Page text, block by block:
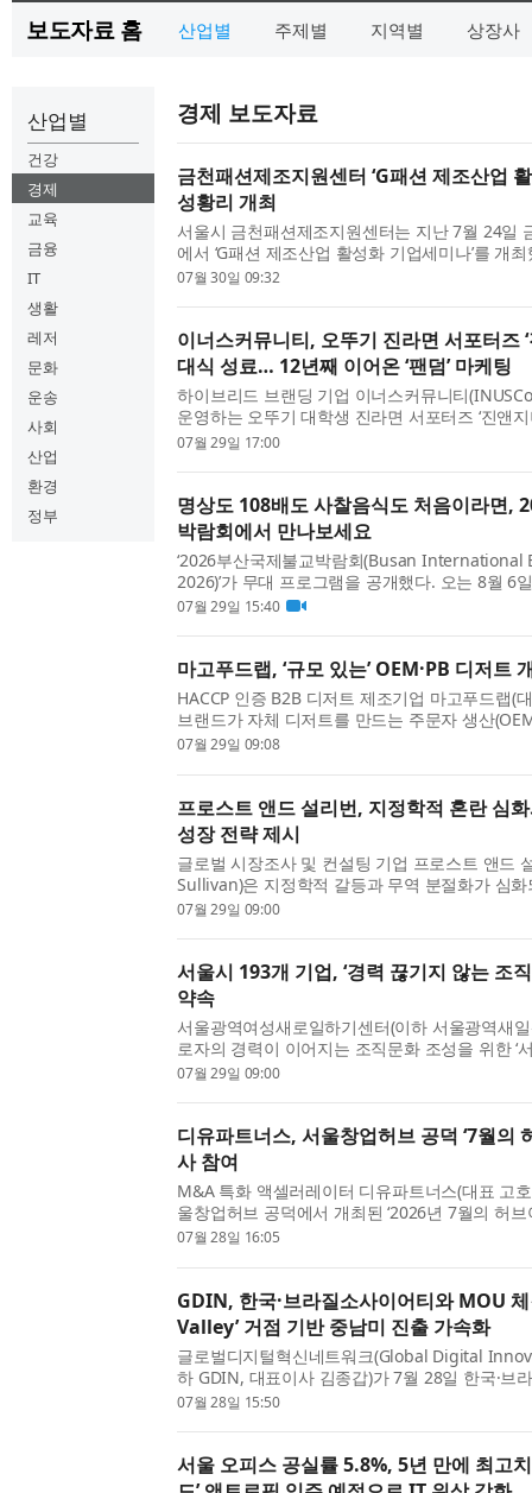
보도자료 홈 산업별 주제별 지역별 상장사
산업별
건강
경제
교육
금융
IT
생활
레저
문화
운송
사회
산업
환경
정부
경제 보도자료
금천패션제조지원센터 ‘G패션 제조산업
성황리 개최
서울시 금천패션제조지원센터는 지난 7월 24일
에서 ‘G패션 제조산업 활성화 기업세미나’를 개
는 금천구청, 한양여자대학교, 한국섬유산업연
07월 30일 09:32
이너스커뮤니티, 오뚜기 진라면 서포터즈
대식 성료… 12년째 이어온 ‘팬덤’ 마케팅
하이브리드 브랜딩 기업 이너스커뮤니티
운영하는 오뚜기 대학생 진라면 서포터즈 ‘진앤
6일 오뚜기라면 공장에서 발대식을 열고 공식 활
07월 29일 17:00
명상도 108배도 사찰음식도 처음이라면,
박람회에서 만나보세요
‘2026부산국제불교박람회(Busan
2026)’가 무대 프로그램을 공개했다. 오는 8월 6
간 부산 벡스코(BEXCO) 제1전시장 3홀에서 열
07월 29일 15:40
마고푸드랩, ‘규모 있는’ OEM·PB 디저트
HACCP 인증 B2B 디저트 제조기업 마고푸드랩(
브랜드가 자체 디저트를 만드는 주문자 생산
개발 사업을 본격화한다고 밝혔다. 회사는 이를
07월 29일 09:08
프로스트 앤드 설리번, 지정학적 혼란 심
성장 전략 제시
글로벌 시장조사 및 컨설팅 기업 프로스트 앤드
Sullivan)은 지정학적 갈등과 무역 분절화가 심
이 공급망 리스크에 효과적으로 대응하고 지속
07월 29일 09:00
서울시 193개 기업, ‘경력 끊기지 않는 조
약속
서울광역여성새로일하기센터(이하 서울광역새
로자의 경력이 이어지는 조직문화 조성을 위한 ‘
인’ 결과를 발표했다. 이번 캠페인은 서울지역
07월 29일 09:00
디유파트너스, 서울창업허브 공덕 ‘7월의
사 참여
M&A 특화 액셀러레이터 디유파트너스(대표 고
울창업허브 공덕에서 개최된 ‘2026년 7월의 허브
너사로 참여해 서울 소재 초기 창업기업 10개사
07월 28일 16:05
GDIN, 한국·브라질소사이어티와 MOU
Valley’ 거점 기반 중남미 진출 가속화
글로벌디지털혁신네트워크(Global Digital
하 GDIN, 대표이사 김종갑)가 7월 28일 한국·브
(Korea Brazil Society, 이하 KOBRAS, 회장 편무
07월 28일 15:50
서울 오피스 공실률 5.8%, 5년 만에 최고